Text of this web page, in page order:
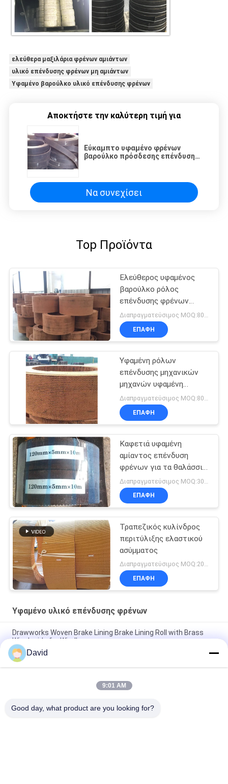
ελεύθερα μαξιλάρια φρένων αμιάντων
υλικό επένδυσης φρένων μη αμιάντων
Υφαμένο βαρούλκο υλικό επένδυσης φρένων
Αποκτήστε την καλύτερη τιμή για
Εύκαμπτο υφαμένο φρένων
βαρούλκο πρόσδεσης επένδυσης
Να συνεχίσει
Top Προϊόντα
Ελεύθερος υφαμένος
βαρούλκο ρόλος
επένδυσης φρένων
αμιάντων
ΕΠΑΦΉ
Υφαμένη ρόλων
επένδυσης μηχανικών
μηχανών υφαμένη
βαρούλκο φρένων ζώνη
φρένων επένδυσης
υλική
ΕΠΑΦΉ
Καφετιά υφαμένη
αμίαντος επένδυση
φρένων για τα θαλάσσια
μηχανήματα κατασκευής
ΕΠΑΦΉ
Τραπεζικός κυλίνδρος
περιτύλιξης ελαστικού
ασύμματος
Διαπραγματεύσιμος MOQ:200 κιλά
ΕΠΑΦΉ
Υφαμένο υλικό επένδυσης φρένων
Drawworks Woven Brake Lining Brake Lining Roll with Brass
Wire Inside for Windlass
Υφαντό υλικό τριβής για μηχανισμό πρόσδεσης, υλικό τριβής
για φρένα αυτοκινήτων με ορείχαλκο
Προσαρμοσμένο μη αμίαντο υφασμένο υλικό επένδυσης
David
9:01 AM
Good day, what product are you looking for?